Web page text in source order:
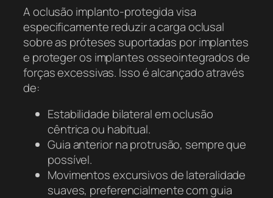
A oclusão implanto-protegida visa
especificamente reduzir a carga oclusal
sobre as próteses suportadas por implantes
e proteger os implantes osseointegrados de
forças excessivas. Isso é alcançado através
de:
Estabilidade bilateral em oclusão
cêntrica ou habitual.
Guia anterior na protrusão, sempre que
possível.
Movimentos excursivos de lateralidade
suaves, preferencialmente com guia